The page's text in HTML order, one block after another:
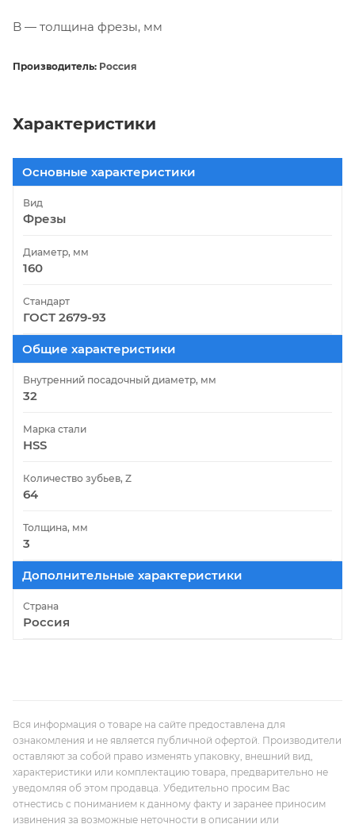
B — толщина фрезы, мм
Производитель: Россия
Характеристики
Основные характеристики
Вид
Фрезы
Диаметр, мм
160
Стандарт
ГОСТ 2679-93
Общие характеристики
Внутренний посадочный диаметр, мм
32
Марка стали
HSS
Количество зубьев, Z
64
Толщина, мм
3
Дополнительные характеристики
Страна
Россия
Вся информация о товаре на сайте предоставлена для
ознакомления и не является публичной офертой. Производители
оставляют за собой право изменять упаковку, внешний вид,
характеристики или комплектацию товара, предварительно не
уведомляя об этом продавца. Убедительно просим Вас
отнестись с пониманием к данному факту и заранее приносим
извинения за возможные неточности в описании или